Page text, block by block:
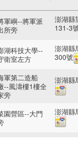
軍嶼--將軍派
所旁
澎湖縣
131-3
湖科技大學--
衛室左方
澎湖縣
300號
軍第二造船
--風濤樓1樓全
旁
澎湖縣
園營區--大門
澎湖縣